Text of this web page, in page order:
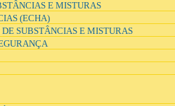
E MISTURAS
(ECHA)
SUBSTÂNCIAS E MISTURAS